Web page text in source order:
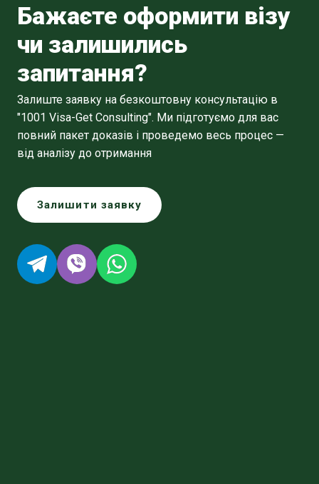
Бажаєте оформити візу
чи залишились
запитання?
Залиште заявку на безкоштовну консультацію в
"1001 Visa-Get Consulting". Ми підготуємо для вас
повний пакет доказів і проведемо весь процес —
від аналізу до отримання
Залишити заявку